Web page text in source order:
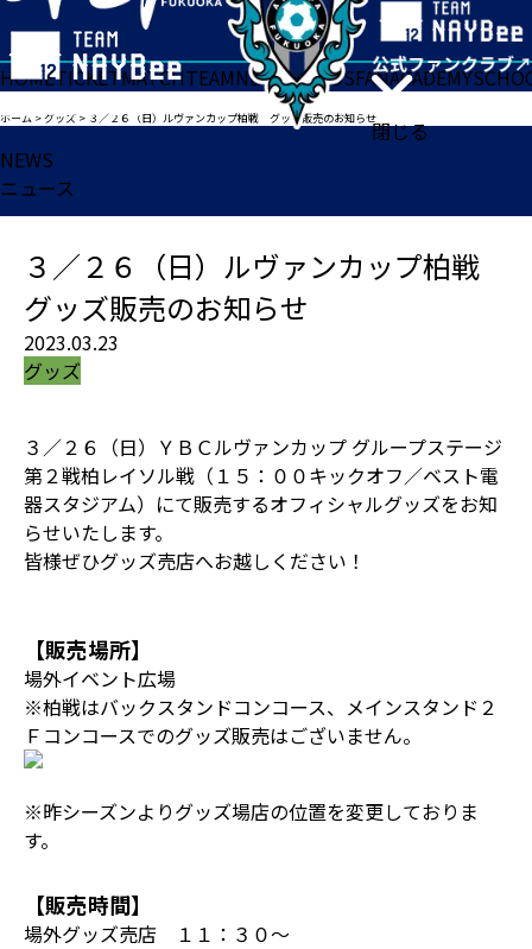
閉じる
HOMETICKETMATCHTEAMNEWSGOODSFANACADEMY
ホーム >グッズ > ３／２６（日）ルヴァンカップ柏戦 グッズ販売のお知らせ
NEWS
ニュース
３／２６（日）ルヴァンカップ柏戦
グッズ販売のお知らせ
2023.03.23
グッズ
３／２６（日）ＹＢＣルヴァンカップ グループステージ
第２戦柏レイソル戦（１５：００キックオフ／ベスト電
器スタジアム）にて販売するオフィシャルグッズをお知
らせいたします。
皆様ぜひグッズ売店へお越しください！
【販売場所】
場外イベント広場
※柏戦はバックスタンドコンコース、メインスタンド２
Ｆコンコースでのグッズ販売はございません。
※昨シーズンよりグッズ場店の位置を変更しておりま
す。
【販売時間】
場外グッズ売店 １１：３０～